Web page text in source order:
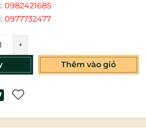
0982421685
0977732477
+
Thêm vào giỏ